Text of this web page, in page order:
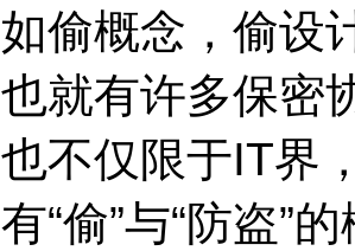
如偷概念，偷
也就有许多保密
也不仅限于IT界
有“偷”与“防盗”